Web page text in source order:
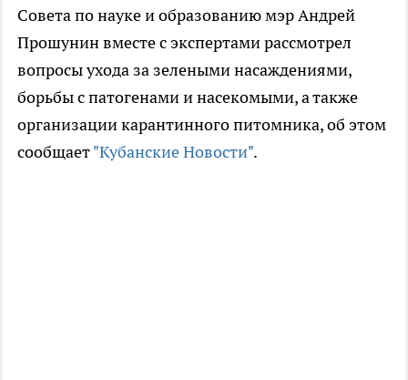
Совета по науке и образованию мэр Андрей
Прошунин вместе с экспертами рассмотрел
вопросы ухода за зелеными насаждениями,
борьбы с патогенами и насекомыми, а также
организации карантинного питомника, об этом
сообщает"Кубанские Новости".